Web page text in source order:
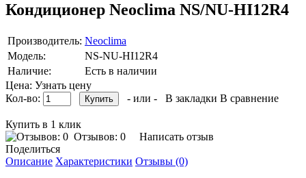
Кондиционер Neoclima NS/NU-HI12R4
Производитель: Neoclima
Модель:
NS-NU-HI12R4
Наличие:
Есть в наличии
Цена: Узнать цену
Кол-во:
- или - В закладки В сравнение
Купить в 1 клик
Отзывов: 0
Написать отзыв
Поделиться
Описание Характеристики Отзывы (0)